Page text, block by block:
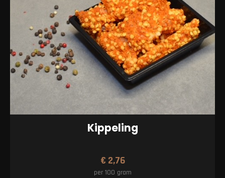
Kippeling
€ 2,76
per 100 gram